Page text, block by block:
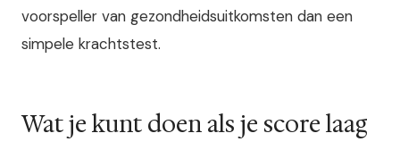
voorspeller van gezondheidsuitkomsten dan een
simpele krachtstest.
Wat je kunt doen als je score laag